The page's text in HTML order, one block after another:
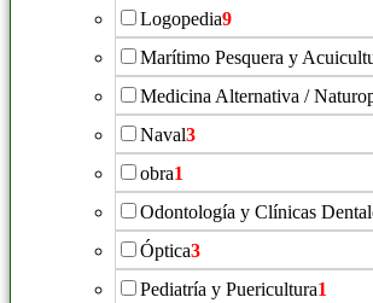
Logopedia9
Marítimo Pesquera y
Medicina Alternativa /
Naval3
obra1
Odontología y Clínicas
Óptica3
Pediatría y Puericultura1